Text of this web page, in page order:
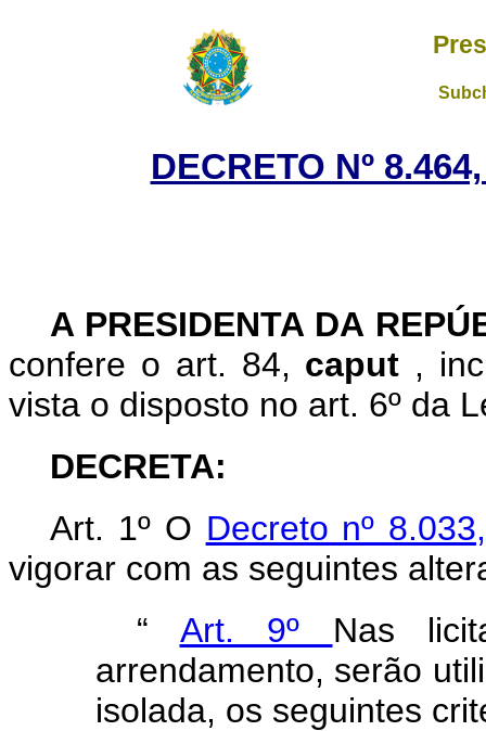
DECRETO Nº
A PRESIDENTA DA
confere o art. 84, caput ,
vista o disposto no art. 6º da
DECRETA:
Art. 1º O Decreto nº
vigorar com as seguintes
“ Art. 9º Nas
arrendamento, serão
isolada, os seguintes